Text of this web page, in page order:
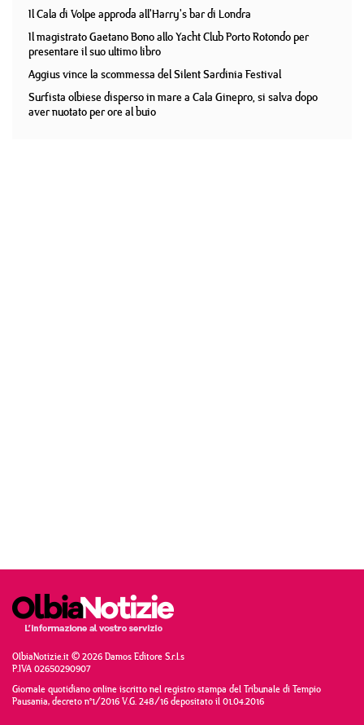
Il Cala di Volpe approda all'Harry's bar di Londra
Il magistrato Gaetano Bono allo Yacht Club Porto Rotondo per
presentare il suo ultimo libro
Aggius vince la scommessa del Silent Sardinia Festival
Surfista olbiese disperso in mare a Cala Ginepro, si salva dopo
aver nuotato per ore al buio
OlbiaNotizie.it © 2026 Damos Editore S.r.l.s
P.IVA 02650290907
Giornale quotidiano online iscritto nel registro stampa del Tribunale di Tempio
Pausania, decreto n°1/2016 V.G. 248/16 depositato il 01.04.2016